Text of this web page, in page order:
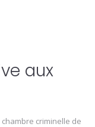
aux
chambre criminelle de